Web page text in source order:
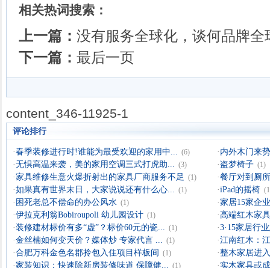
相关热词搜索：
上一篇： 没有服务全球化，谈何品牌
下一篇： 最后一页
content_346-11925-1
评论排行
·春季装修进行时!谁能为最受欢迎的家用中... (6) · 内外木门来
·无惧高温来袭，美的家用空调三式打虎助... (3) · 盗梦椅子 (1)
·家具维修生意火爆折射出的家具厂商服务不足 (1) ·餐厅对到厕
·如果真有世界末日，大家说说还有什么心... (1) ·iPad的摇椅
· 困死老总不偿命的办公风水 (1) ·家居15家企
·伊拉克利翁Bobiroupoli 幼儿园设计 (1) ·高端红木家
·装修建材标价有多“虚”？标价60元的瓷... (1) ·3·15家居行
·金丝楠如何变天价？媒体炒 专家代言 ... (1) ·江南红木：
·合肥万科金色名郡拎包入住项目样板间 (1) ·整木家居进
·家装知识：快速除新房装修味道 保障健... (1) ·实木家具或